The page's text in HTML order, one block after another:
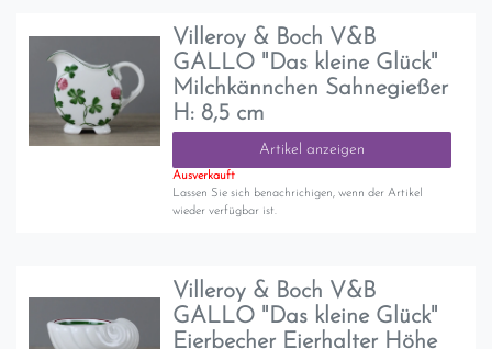
Villeroy & Boch V&B
GALLO "Das kleine Glück"
Milchkännchen Sahnegießer
H: 8,5 cm
Artikel anzeigen
Ausverkauft
Lassen Sie sich benachrichigen, wenn der Artikel
wieder verfügbar ist.
Villeroy & Boch V&B
GALLO "Das kleine Glück"
Eierbecher Eierhalter Höhe